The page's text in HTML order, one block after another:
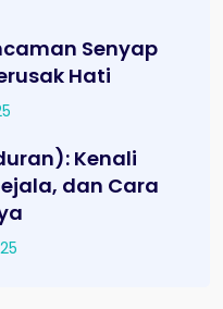
Senyap
Hati
Kenali
dan Cara